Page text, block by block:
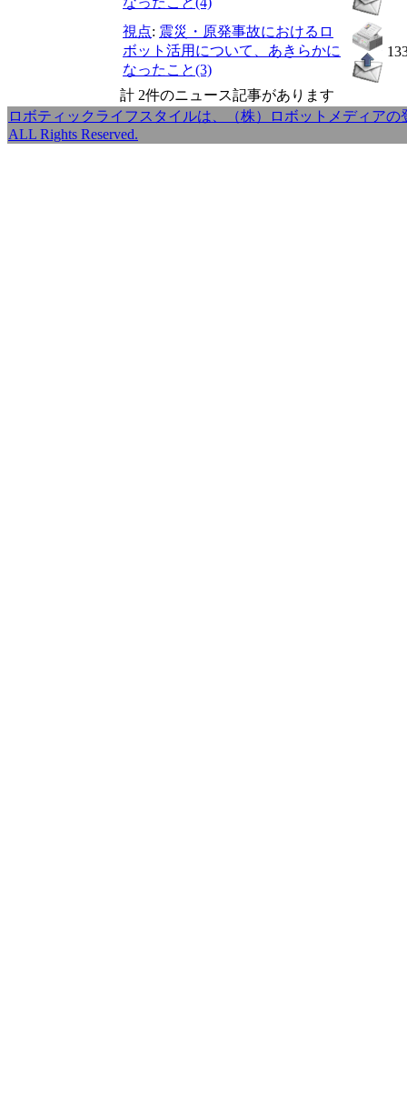
視点: 震災・原発事故におけるロ
ボット活用について、あきらかに
なったこと(3)
計 2件のニュース記事があります
ロボティックライフスタイルは、（株）ロボットメディアの
ALL Rights Reserved.